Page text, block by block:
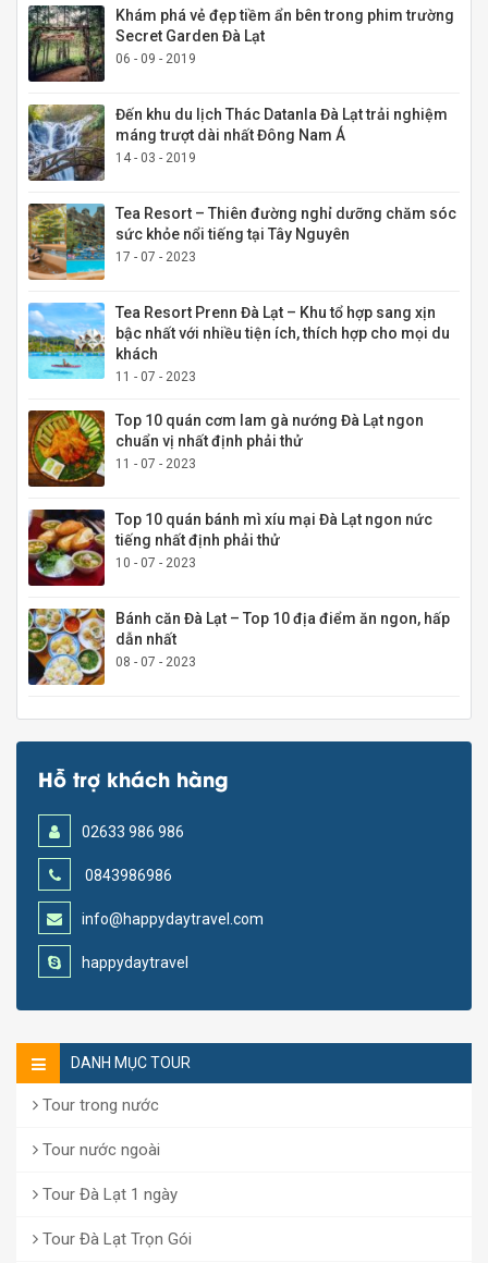
Khám phá vẻ đẹp tiềm ẩn bên trong phim trường
Secret Garden Đà Lạt
06 - 09 - 2019
Đến khu du lịch Thác Datanla Đà Lạt trải nghiệm
máng trượt dài nhất Đông Nam Á
14 - 03 - 2019
Tea Resort – Thiên đường nghỉ dưỡng chăm sóc
sức khỏe nổi tiếng tại Tây Nguyên
17 - 07 - 2023
Tea Resort Prenn Đà Lạt – Khu tổ hợp sang xịn
bậc nhất với nhiều tiện ích, thích hợp cho mọi du
khách
11 - 07 - 2023
Top 10 quán cơm lam gà nướng Đà Lạt ngon
chuẩn vị nhất định phải thử
11 - 07 - 2023
Top 10 quán bánh mì xíu mại Đà Lạt ngon nức
tiếng nhất định phải thử
10 - 07 - 2023
Bánh căn Đà Lạt – Top 10 địa điểm ăn ngon, hấp
dẫn nhất
08 - 07 - 2023
Hỗ trợ khách hàng
02633 986 986
0843986986
info@happydaytravel.com
happydaytravel
DANH MỤC TOUR
Tour trong nước
Tour nước ngoài
Tour Đà Lạt 1 ngày
Tour Đà Lạt Trọn Gói